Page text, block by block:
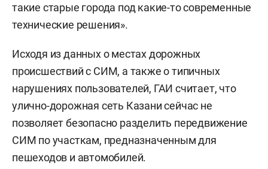
Вячеслав Володин. Опрос, который он запустил в
своем телеграм-канале, собрал 54% голосов в
голосующих высказался за ужесточение ПДД
для самокатов.
В октябре 2023 года вице-премьерМарат
Хуснуллинутвердил дорожную карту по
регулированию развития средств
индивидуальной мобильности: предполагалось
такие старые города под какие-то современные
технические решения».
Исходя из данных о местах дорожных
происшествий с СИМ, а также о типичных
нарушениях пользователей, ГАИ считает, что
улично-дорожная сеть Казани сейчас не
позволяет безопасно разделить передвижение
СИМ по участкам, предназначенным для
пешеходов и автомобилей.